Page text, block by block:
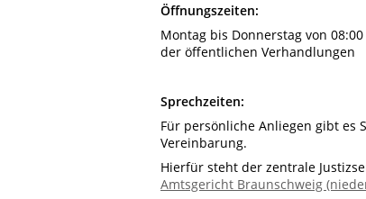
Öffnungszeiten:
Montag bis Donnerstag von
der öffentlichen Verhandlungen
Sprechzeiten:
Für persönliche Anliegen gibt es
Vereinbarung.
Hierfür steht der zentrale
Amtsgericht Braunschweig